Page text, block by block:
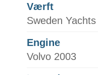
Værft
Sweden Yachts
Engine
Volvo 2003